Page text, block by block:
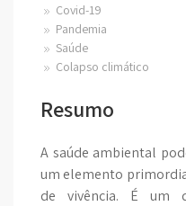
Covid-19
Pandemia
Saúde
Colapso climático
Resumo
A saúde ambiental
um elemento
de vivência. É um